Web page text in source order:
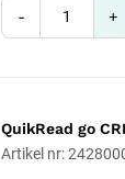
- +
QuikRead go
Artikel nr: